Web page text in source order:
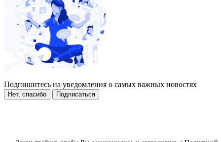
Подпишитесь на уведомления о самых важных новостях
Нет, спасибо Подписаться